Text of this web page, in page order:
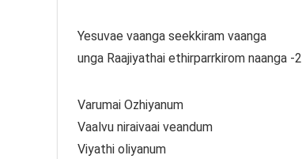
Yesuvae vaanga seekkiram vaanga
unga Raajiyathai ethirparrkirom naanga -2
Varumai Ozhiyanum
Vaalvu niraivaai veandum
Viyathi oliyanum